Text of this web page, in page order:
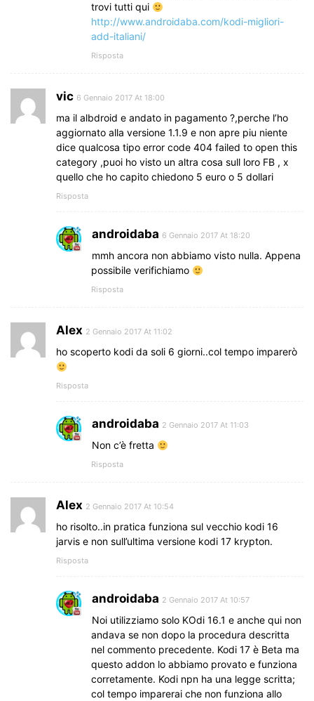
trovi tutti qui
http://www.androidaba.com/kodi-migliori-
add-italiani/
Risposta
vic 6 Gennaio 2017 At 18:00
ma il albdroid e andato in pagamento ?,perche l’ho
aggiornato alla versione 1.1.9 e non apre piu niente
dice qualcosa tipo error code 404 failed to open this
category ,puoi ho visto un altra cosa sull loro FB , x
quello che ho capito chiedono 5 euro o 5 dollari
Risposta
androidaba 6 Gennaio 2017 At 18:20
mmh ancora non abbiamo visto nulla. Appena
possibile verifichiamo
Risposta
Alex 2 Gennaio 2017 At 11:02
ho scoperto kodi da soli 6 giorni..col tempo imparerò
Risposta
androidaba 2 Gennaio 2017 At 11:03
Non c’è fretta
Risposta
Alex 2 Gennaio 2017 At 10:54
ho risolto..in pratica funziona sul vecchio kodi 16
jarvis e non sull’ultima versione kodi 17 krypton.
Risposta
androidaba 2 Gennaio 2017 At 10:57
Noi utilizziamo solo KOdi 16.1 e anche qui non
andava se non dopo la procedura descritta
nel commento precedente. Kodi 17 è Beta ma
questo addon lo abbiamo provato e funziona
corretamente. Kodi npn ha una legge scritta;
col tempo imparerai che non funziona allo